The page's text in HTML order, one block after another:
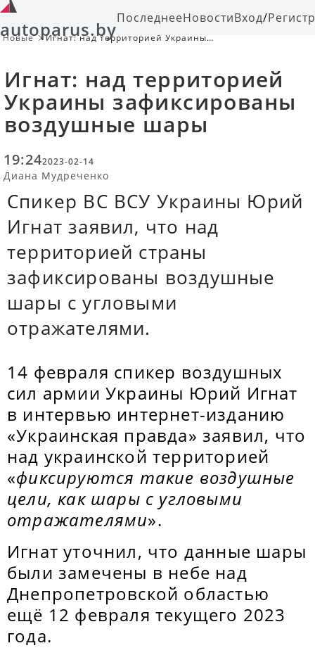
autoparus.byПоследнееНовостиВход/
Новые
Игнат: над территорией Украины
Игнат: над территорией
Украины зафиксированы
воздушные шары
19:242023-02-14
Диана Мудреченко
Спикер ВС ВСУ Украины Юрий
Игнат заявил, что над
территорией страны
зафиксированы воздушные
шары с угловыми
отражателями.
14 февраля спикер воздушных
сил армии Украины Юрий Игнат
в интервью интернет-изданию
«Украинская правда» заявил, что
над украинской территорией
«фиксируются такие воздушные
цели, как шары с угловыми
отражателями».
Игнат уточнил, что данные шары
были замечены в небе над
Днепропетровской областью
ещё 12 февраля текущего 2023
года.